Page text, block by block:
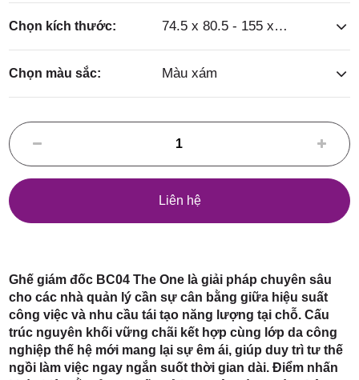
Điểm,
huyện
Hóc Môn,
Chọn kích thước: 74.5 x 80.5 - 155 x 124.5 - 132.5cm
Chọn màu sắc: Màu xám
Liên hệ
Ghế giám đốc BC04 The One là giải pháp chuyên sâu
cho các nhà quản lý cần sự cân bằng giữa hiệu suất
công việc và nhu cầu tái tạo năng lượng tại chỗ. Cấu
trúc nguyên khối vững chãi kết hợp cùng lớp da công
nghiệp thế hệ mới mang lại sự êm ái, giúp duy trì tư thế
ngồi làm việc ngay ngắn suốt thời gian dài. Điểm nhấn